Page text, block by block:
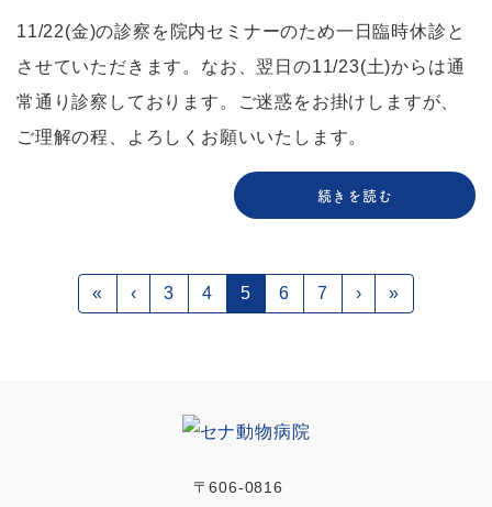
11/22(金)の診察を院内セミナーのため一日臨時休診と
させていただきます。なお、翌日の11/23(土)からは通
常通り診察しております。ご迷惑をお掛けしますが、
ご理解の程、よろしくお願いいたします。
続きを読む
« ‹ 3 4 5 6 7 › »
〒606-0816